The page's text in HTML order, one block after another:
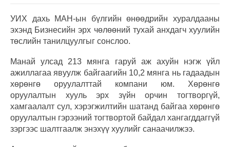
УИХ дахь МАН-ын бүлгийн өнөөдрийн хуралдааны
эхэнд Бизнесийн эрх чөлөөний тухай анхдагч хуулийн
төслийн танилцуулгыг сонслоо.
Манай улсад 213 мянга гаруй аж ахуйн нэгж үйл
ажиллагаа явуулж байгаагийн 10,2 мянга нь гадаадын
хөрөнгө оруулалттай компани юм. Хөрөнгө
оруулалтын хууль эрх зүйн орчин тогтворгүй,
хамгаалалт сул, хэрэгжилтийн шатанд байгаа хөрөнгө
оруулалтын гэрээний тогтвортой байдал хангагддаггүй
зэргээс шалтгаалж энэхүү хуулийг санаачилжээ.